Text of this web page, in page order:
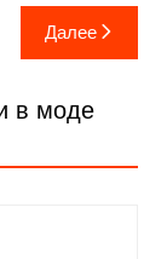
Далее
в моде